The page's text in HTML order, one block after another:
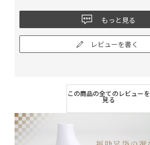
もっと見る
レビューを書く
この商品の全てのレビューを
見る